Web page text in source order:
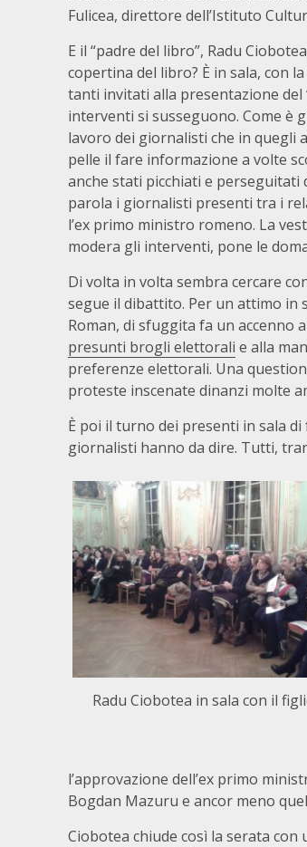
Fulicea, direttore dell’Istituto
E il “padre del libro”, Radu
copertina del libro? È in sala, con
tanti invitati alla presentazione del
interventi si susseguono. Come è
lavoro dei giornalisti che in quegli
pelle il fare informazione a volte
anche stati picchiati e perseguitati
parola i giornalisti presenti tra i
l’ex primo ministro romeno. La
modera gli interventi, pone le
Di volta in volta sembra cercare
segue il dibattito. Per un attimo in
Roman, di sfuggita fa un accenno
presunti brogli elettorali e alla
preferenze elettorali. Una
proteste inscenate dinanzi molte
È poi il turno dei presenti in sala
giornalisti hanno da dire. Tutti,
Radu Ciobotea in sala con il
l’approvazione dell’ex primo
Bogdan Mazuru e ancor meno
Ciobotea chiude così la serata